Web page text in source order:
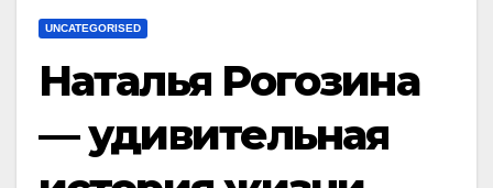
UNCATEGORISED
Наталья Рогозина
— удивительная